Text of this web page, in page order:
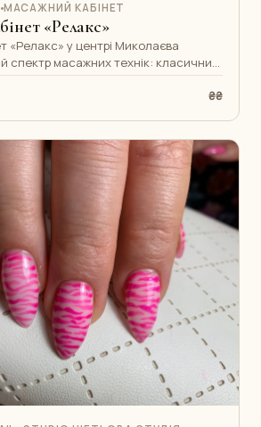
МАСАЖНИЙ КАБІНЕТ
«Релакс»
«Релакс» у центрі Миколаєва
спектр масажних технік: класичний,
та роз
₴₴